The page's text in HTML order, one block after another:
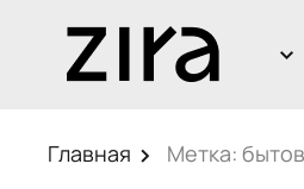
Главная Метка: